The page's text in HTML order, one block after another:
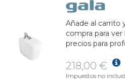
Añade al carrito
compra para ver
precios para
218,00 €
Impuestos no